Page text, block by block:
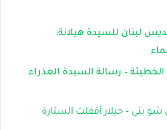
لبنان للسيدة هيلانة:
– رسالة السيدة العذراء
بني – جيلار أقفلت الستارة